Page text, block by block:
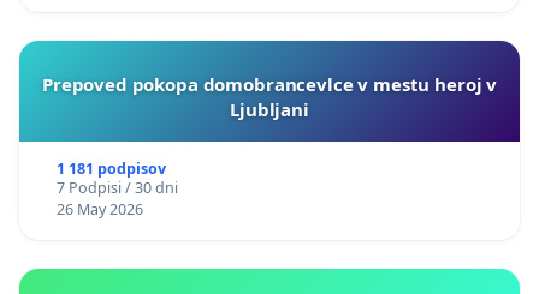
Prepoved pokopa domobrancevlce v mestu heroj v
Ljubljani
1 181 podpisov
7 Podpisi / 30 dni
26 May 2026